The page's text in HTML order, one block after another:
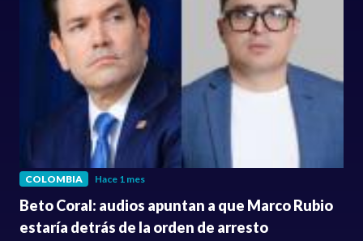
COLOMBIA Hace 1 mes
Beto Coral: audios apuntan a que Marco Rubio
estaría detrás de la orden de arresto